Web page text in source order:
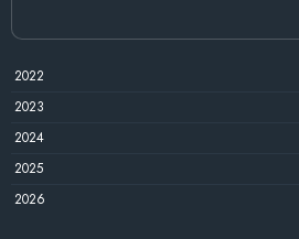
2022
2023
2024
2025
2026